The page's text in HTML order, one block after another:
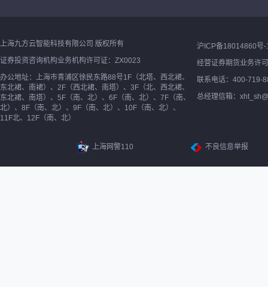
上海九方云智能科技有限公司 版权所有
证券投资咨询机构业务机构许可证：ZX0023
办公地址：上海市青浦区徐民东路88号1F（北塔、西北裙、
东北裙、南裙）、2F（西北裙、南塔）、3F（北、西北裙、
东北裙、南塔）、5F（南、北）、6F（南、北）、7F（南、
北）、8F（南、北）、9F（南、北）、10F（南、北）、
11F北、12F（南、北）
沪ICP备18014860号-
经营证券期货业务许
联系电话：400-719-
总经理信箱：
上海网警110 不良信息举报